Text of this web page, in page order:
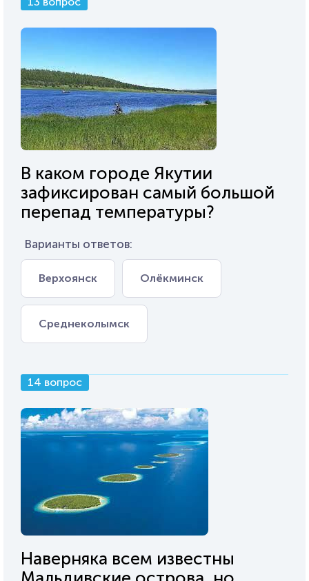
В каком городе Якутии
зафиксирован самый большой
перепад температуры?
Варианты ответов:
Верхоянск Олёкминск
Среднеколымск
14 вопрос
Наверняка всем известны